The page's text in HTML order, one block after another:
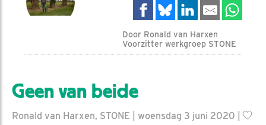
Door Ronald van Harxen
Voorzitter werkgroep STONE
Geen van beide
Ronald van Harxen, STONE | woensdag 3 juni 2020 |